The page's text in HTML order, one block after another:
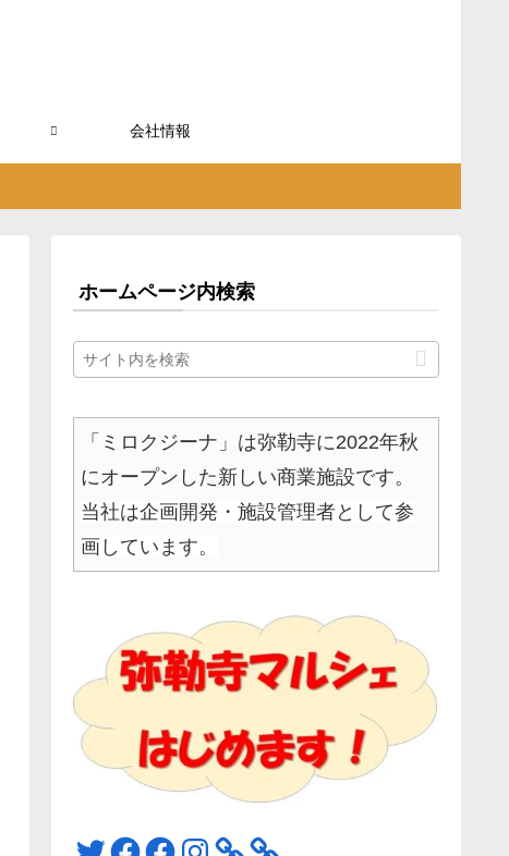
会社情報
ホームページ内検索
「ミロクジーナ」は弥勒寺に2022年秋
にオープンした新しい商業施設です。
当社は企画開発・施設管理者として参
画しています。
TwitterFacebook
Facebook
Instagram